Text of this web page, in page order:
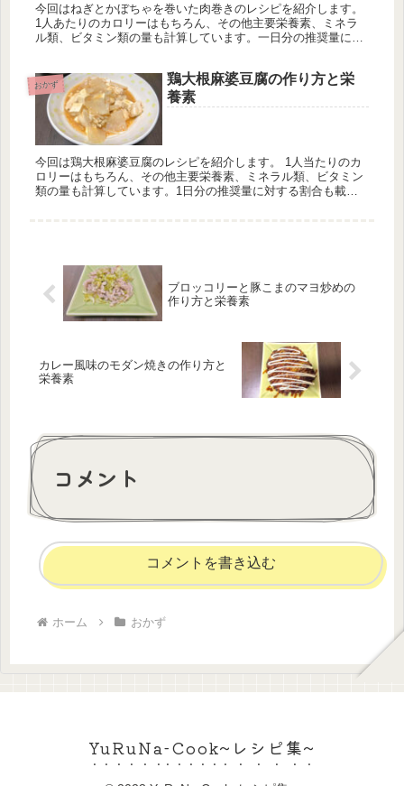
今回はねぎとかぼちゃを巻いた肉巻きのレシピを紹介します。
1人あたりのカロリーはもちろん、その他主要栄養素、ミネラ
ル類、ビタミン類の量も計算しています。一日分の推奨量に対
おかず
鶏大根麻婆豆腐の作り方と栄
養素
今回は鶏大根麻婆豆腐のレシピを紹介します。 1人当たりのカ
ロリーはもちろん、その他主要栄養素、ミネラル類、ビタミン
類の量も計算しています。1日分の推奨量に対する割合も載せ
ブロッコリーと豚こまのマヨ炒めの
作り方と栄養素
カレー風味のモダン焼きの作り方と
栄養素
コメント
コメントを書き込む
ホーム おかず
YuRuNa-Cook~レシピ集~